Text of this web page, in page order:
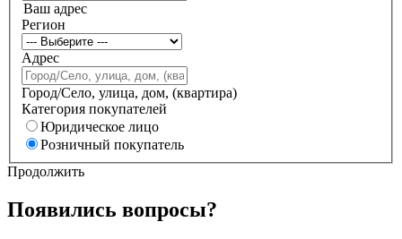
Ваш адрес
Регион
Адрес
Город/Село, улица, дом, (квартира)
Категория покупателей
Юридическое лицо
Розничный покупатель
Продолжить
Появились вопросы?